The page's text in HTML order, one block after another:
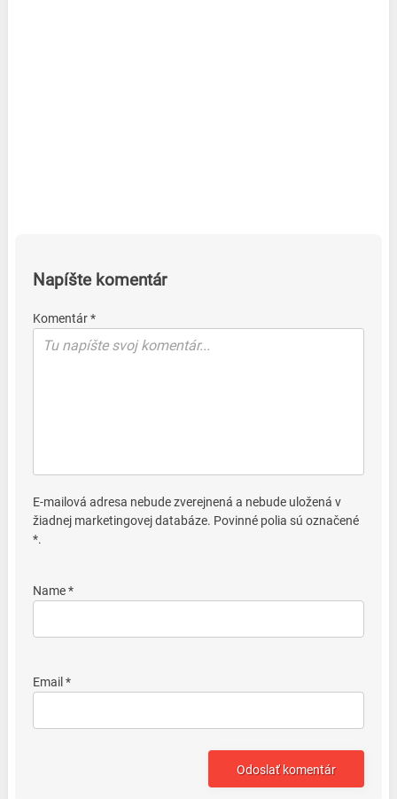
Napíšte komentár
Komentár *
E-mailová adresa nebude zverejnená a nebude uložená v
žiadnej marketingovej databáze. Povinné polia sú označené
*.
Name *
Email *